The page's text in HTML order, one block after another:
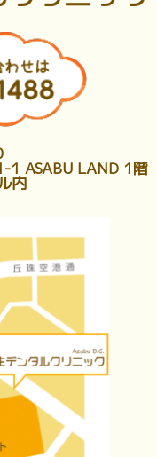
1 ASABU LAND 1階
内